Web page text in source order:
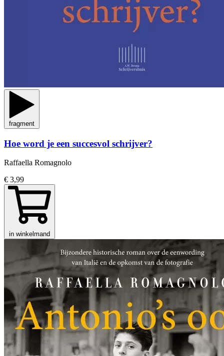
fragment
Hoe word je een succesvol schrijver?
Raffaella Romagnolo
€ 3,99
in winkelmand